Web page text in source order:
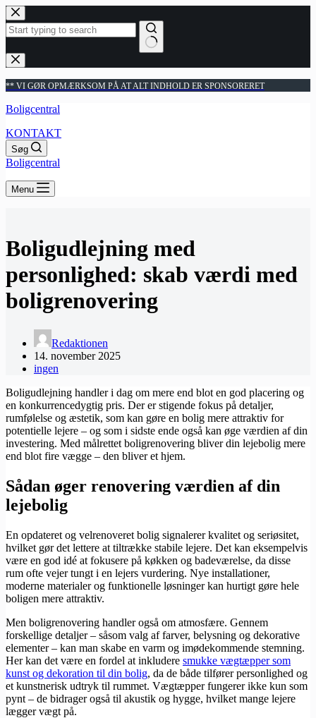
Fortsæt
til
indhold
Ingen
resultater
** VI GØR OPMÆRKSOM PÅ AT ALT INDHOLD ER SPONSORERET
Boligcentral
KONTAKT
Søg
Boligcentral
Menu
Boligudlejning med
personlighed: skab værdi med
boligrenovering
Redaktionen
14. november 2025
ingen
Boligudlejning handler i dag om mere end blot en god placering og
en konkurrencedygtig pris. Der er stigende fokus på detaljer,
rumfølelse og æstetik, som kan gøre en bolig mere attraktiv for
potentielle lejere – og som i sidste ende også kan øge værdien af din
investering. Med målrettet boligrenovering bliver din lejebolig mere
end blot fire vægge – den bliver et hjem.
Sådan øger renovering værdien af din
lejebolig
En opdateret og velrenoveret bolig signalerer kvalitet og seriøsitet,
hvilket gør det lettere at tiltrække stabile lejere. Det kan eksempelvis
være en god idé at fokusere på køkken og badeværelse, da disse
rum ofte vejer tungt i en lejers vurdering. Nye installationer,
moderne materialer og funktionelle løsninger kan hurtigt gøre hele
boligen mere attraktiv.
Men boligrenovering handler også om atmosfære. Gennem
forskellige detaljer – såsom valg af farver, belysning og dekorative
elementer – kan man skabe en varm og imødekommende stemning.
Her kan det være en fordel at inkludere smukke vægtæpper som
kunst og dekoration til din bolig, da de både tilfører personlighed og
et kunstnerisk udtryk til rummet. Vægtæpper fungerer ikke kun som
pynt – de bidrager også til akustik og hygge, hvilket mange lejere
lægger vægt på.